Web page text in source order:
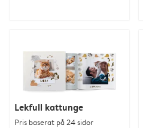
Lekfull kattunge
Pris baserat på 24 sidor